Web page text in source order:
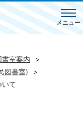
メニュー
書室案内
図書室)
て